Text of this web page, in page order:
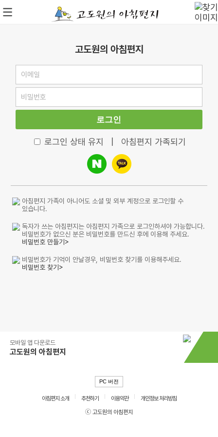
고도원의 아침편지
로그인
로그인 상태 유지 아침편지 가족되기
아침편지 가족이 아니어도 소셜 및 외부 계정으로 로그인할 수
있습니다.
독자가 쓰는 아침편지는 아침편지 가족으로 로그인하셔야 가능합니다.
비밀번호가 없으신 분은 비밀번호를 만드신 후에 이용해 주세요.
비밀번호 만들기>
비밀번호가 기억이 안날경우, 비밀번호 찾기를 이용해주세요.
비밀번호 찾기>
모바일 앱 다운로드
고도원의 아침편지
PC 버전
아침편지 소개 추천하기 이용약관
개인정보 처리방침
ⓒ 고도원의 아침편지